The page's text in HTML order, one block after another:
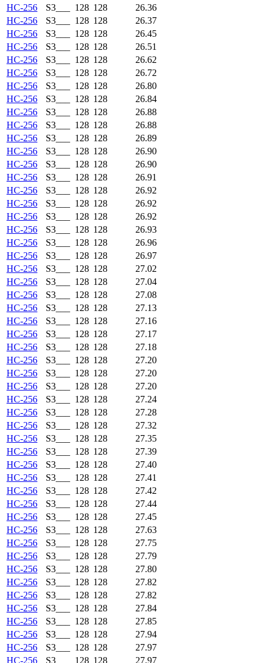
HC-256
S3___ 128 128
26.36
HC-256
S3___ 128 128
26.37
HC-256
S3___ 128 128
26.45
HC-256
S3___ 128 128
26.51
HC-256
S3___ 128 128
26.62
HC-256
S3___ 128 128
26.72
HC-256
S3___ 128 128
26.80
HC-256
S3___ 128 128
26.84
HC-256
S3___ 128 128
26.88
HC-256
S3___ 128 128
26.88
HC-256
S3___ 128 128
26.89
HC-256
S3___ 128 128
26.90
HC-256
S3___ 128 128
26.90
HC-256
S3___ 128 128
26.91
HC-256
S3___ 128 128
26.92
HC-256
S3___ 128 128
26.92
HC-256
S3___ 128 128
26.92
HC-256
S3___ 128 128
26.93
HC-256
S3___ 128 128
26.96
HC-256
S3___ 128 128
26.97
HC-256
S3___ 128 128
27.02
HC-256
S3___ 128 128
27.04
HC-256
S3___ 128 128
27.08
HC-256
S3___ 128 128
27.13
HC-256
S3___ 128 128
27.16
HC-256
S3___ 128 128
27.17
HC-256
S3___ 128 128
27.18
HC-256
S3___ 128 128
27.20
HC-256
S3___ 128 128
27.20
HC-256
S3___ 128 128
27.20
HC-256
S3___ 128 128
27.24
HC-256
S3___ 128 128
27.28
HC-256
S3___ 128 128
27.32
HC-256
S3___ 128 128
27.35
HC-256
S3___ 128 128
27.39
HC-256
S3___ 128 128
27.40
HC-256
S3___ 128 128
27.41
HC-256
S3___ 128 128
27.42
HC-256
S3___ 128 128
27.44
HC-256
S3___ 128 128
27.45
HC-256
S3___ 128 128
27.63
HC-256
S3___ 128 128
27.75
HC-256
S3___ 128 128
27.79
HC-256
S3___ 128 128
27.80
HC-256
S3___ 128 128
27.82
HC-256
S3___ 128 128
27.82
HC-256
S3___ 128 128
27.84
HC-256
S3___ 128 128
27.85
HC-256
S3___ 128 128
27.94
HC-256
S3___ 128 128
27.97
HC-256
S3___ 128 128 27.97